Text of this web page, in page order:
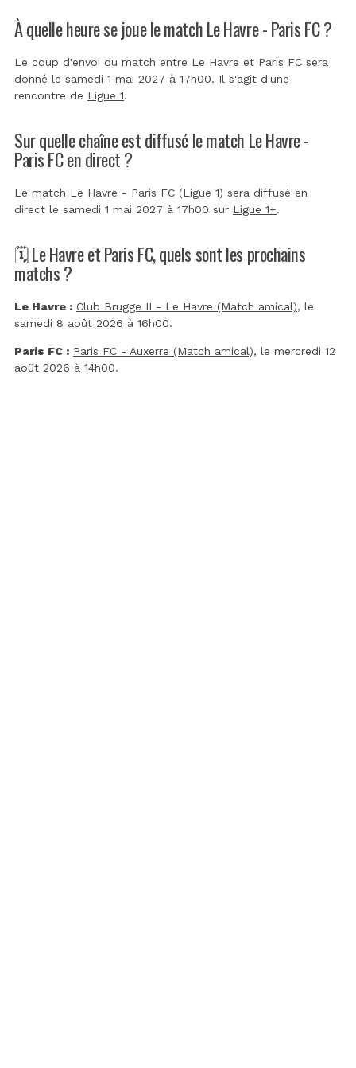
À quelle heure se joue le match Le Havre - Paris FC ?
Le coup d'envoi du match entre Le Havre et Paris FC sera
donné le samedi 1 mai 2027 à 17h00. Il s'agit d'une
rencontre de Ligue 1.
Sur quelle chaîne est diffusé le match Le Havre -
Paris FC en direct ?
Le match Le Havre - Paris FC (Ligue 1) sera diffusé en
direct le samedi 1 mai 2027 à 17h00 sur Ligue 1+.
🗓️ Le Havre et Paris FC, quels sont les prochains
matchs ?
Le Havre : Club Brugge II - Le Havre (Match amical), le
samedi 8 août 2026 à 16h00.
Paris FC : Paris FC - Auxerre (Match amical), le mercredi 12
août 2026 à 14h00.